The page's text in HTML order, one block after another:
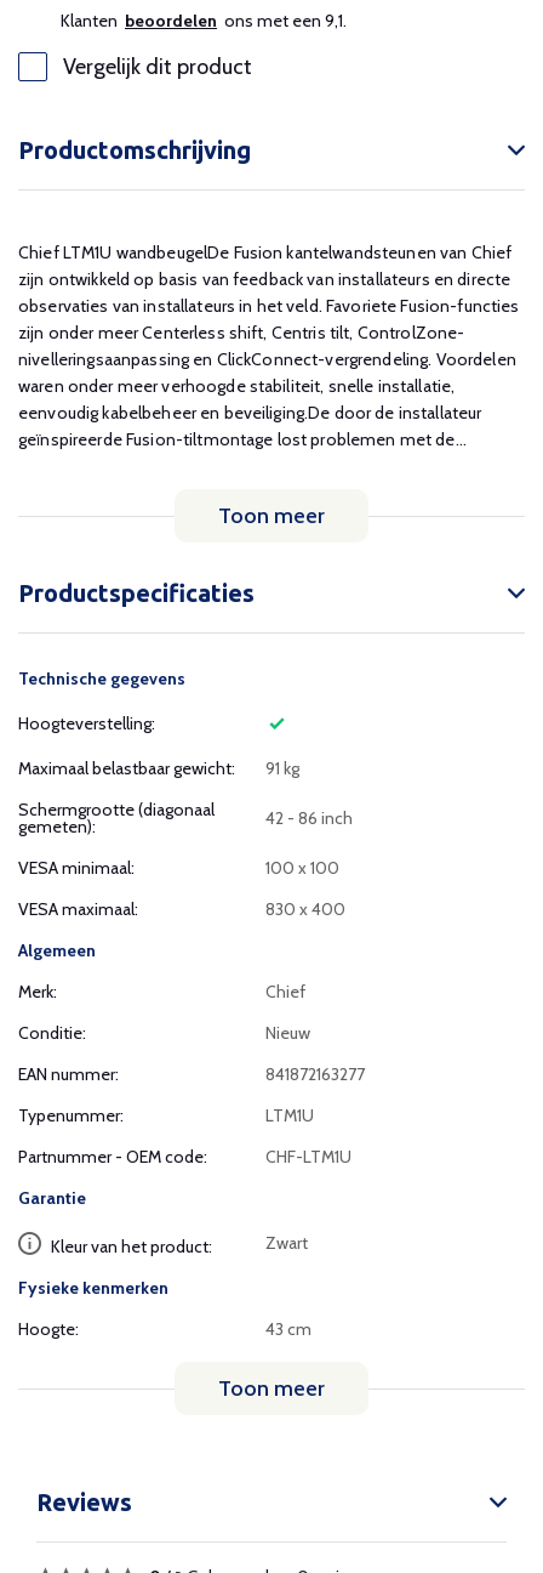
Klanten beoordelen ons met een 9,1.
Vergelijk dit product
Productomschrijving
Chief LTM1U wandbeugelDe Fusion kantelwandsteunen van Chief
zijn ontwikkeld op basis van feedback van installateurs en directe
observaties van installateurs in het veld. Favoriete Fusion-functies
zijn onder meer Centerless shift, Centris tilt, ControlZone-
nivelleringsaanpassing en ClickConnect-vergrendeling. Voordelen
waren onder meer verhoogde stabiliteit, snelle installatie,
eenvoudig kabelbeheer en beveiliging.De door de installateur
geïnspireerde Fusion-tiltmontage lost problemen met de...
Toon meer
Productspecificaties
Technische gegevens
Hoogteverstelling:
Maximaal belastbaar gewicht:
91 kg
Schermgrootte (diagonaal
gemeten): 42 - 86 inch
VESA minimaal:
100 x 100
VESA maximaal:
830 x 400
Algemeen
Merk:
Chief
Conditie:
Nieuw
EAN nummer:
841872163277
Typenummer:
LTM1U
Partnummer - OEM code:
CHF-LTM1U
Garantie
Kleur van het product: Zwart
Fysieke kenmerken
Hoogte:
43 cm
Toon meer
Reviews